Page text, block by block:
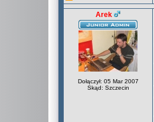
Arek
Dołączył: 05 Mar 2007
Skąd: Szczecin